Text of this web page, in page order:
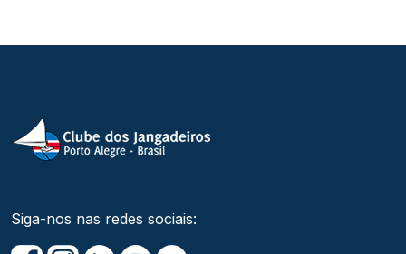
Siga-nos nas redes sociais: